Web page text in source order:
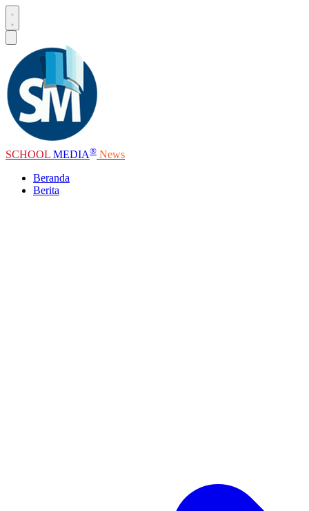
SCHOOL MEDIA® News
Beranda
Berita